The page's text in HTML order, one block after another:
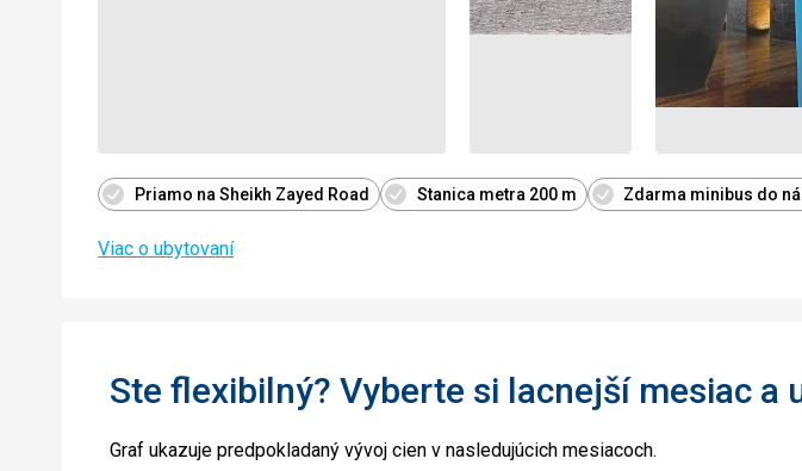
Priamo na Sheikh Zayed Road Stanica metra 200 m Zdarma minibus do
Viac o ubytovaní
Ste flexibilný? Vyberte si lacnejší mesiac a
Graf ukazuje predpokladaný vývoj cien v nasledujúcich mesiacoch.